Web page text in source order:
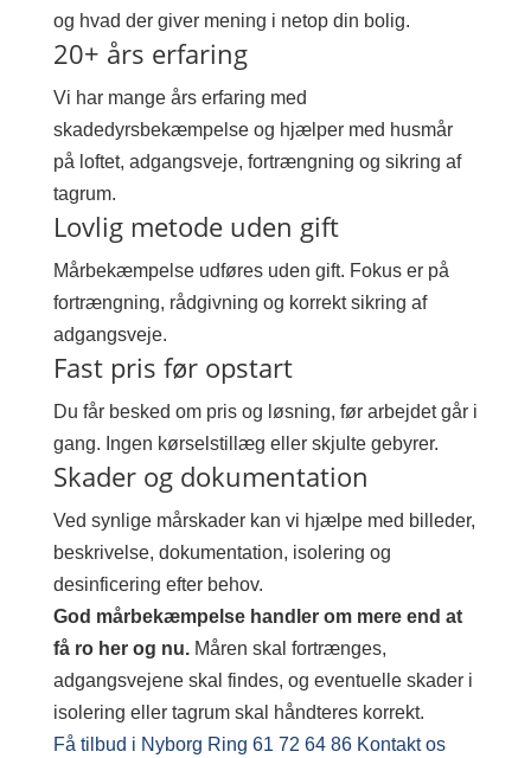
og hvad der giver mening i netop din bolig.
20+ års erfaring
Vi har mange års erfaring med
skadedyrsbekæmpelse og hjælper med husmår
på loftet, adgangsveje, fortrængning og sikring af
tagrum.
Lovlig metode uden gift
Mårbekæmpelse udføres uden gift. Fokus er på
fortrængning, rådgivning og korrekt sikring af
adgangsveje.
Fast pris før opstart
Du får besked om pris og løsning, før arbejdet går i
gang. Ingen kørselstillæg eller skjulte gebyrer.
Skader og dokumentation
Ved synlige mårskader kan vi hjælpe med billeder,
beskrivelse, dokumentation, isolering og
desinficering efter behov.
God mårbekæmpelse handler om mere end at
få ro her og nu.Måren skal fortrænges,
adgangsvejene skal findes, og eventuelle skader i
isolering eller tagrum skal håndteres korrekt.
Få tilbud i Nyborg Ring 61 72 64 86 Kontakt os